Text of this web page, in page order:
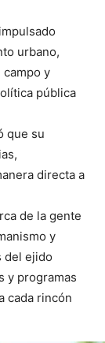
urbano,
campo y
pública
que su
directa a
de la gente
y
del ejido
y programas
cada rincón